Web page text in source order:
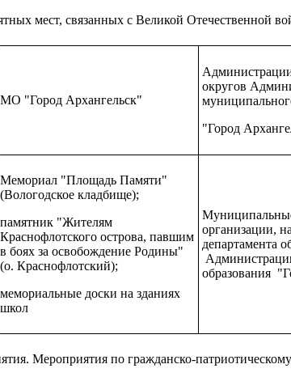
мест, связанных с Великой Отечественной
МО "Город Архангельск"
округов
"Город
Мемориал "Площадь Памяти"
(Вологодское кладбище);
памятник "Жителям
Краснофлотского острова, павшим
в боях за освобождение Родины"
(о. Краснофлотский);
мемориальные доски на зданиях
школ
организации,
департамента
образования
Мероприятия по гражданско-